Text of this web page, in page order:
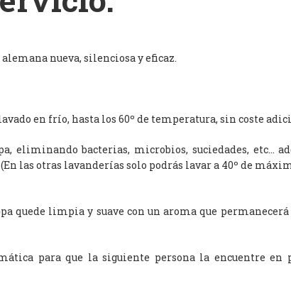
nueva, silenciosa y eficaz.
en frío, hasta los 60º de temperatura, sin coste
eliminando bacterias, microbios, suciedades, etc…
las otras lavanderías solo podrás lavar a 40º de
quede limpia y suave con un aroma que permanecerá
para que la siguiente persona la encuentre en